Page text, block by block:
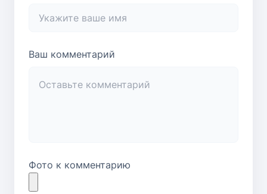
Ваш комментарий
Фото к комментарию